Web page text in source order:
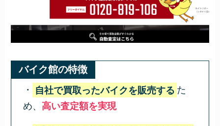
バイク館の特徴
・ 自社で買取ったバイクを販売する た
め、 高い査定額を実現